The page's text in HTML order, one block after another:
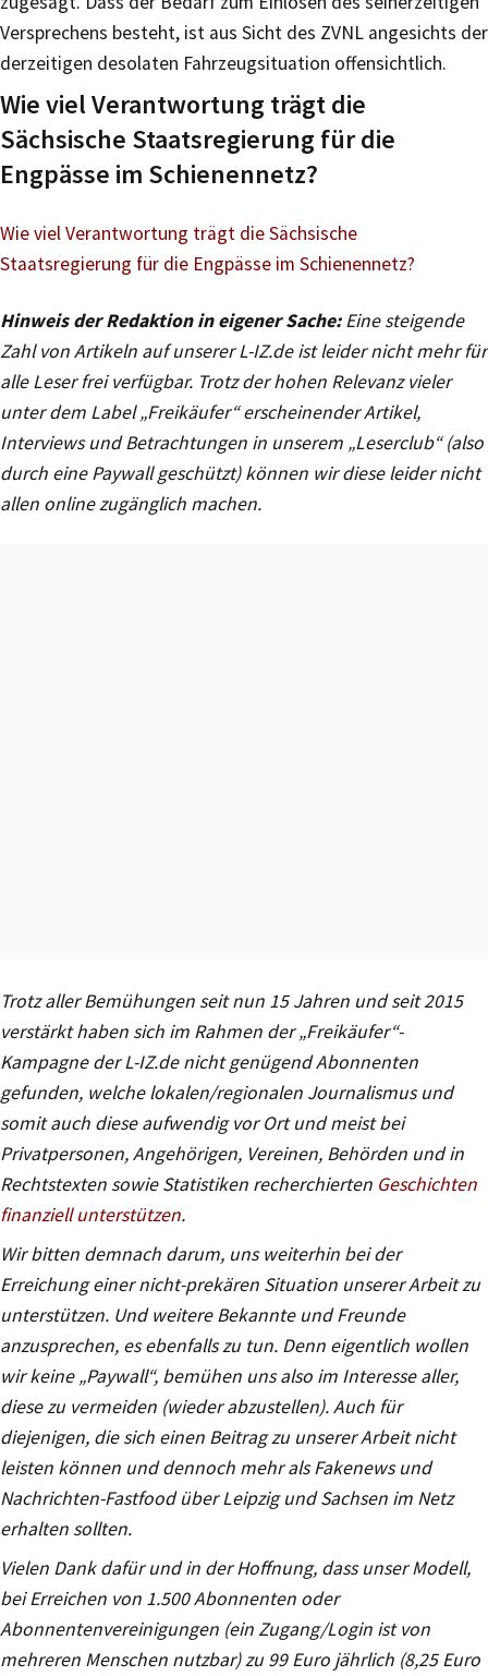
Versprechens besteht, ist aus Sicht des ZVNL angesichts der
derzeitigen desolaten Fahrzeugsituation offensichtlich.
Wie viel Verantwortung trägt die
Sächsische Staatsregierung für die
Engpässe im Schienennetz?
Wie viel Verantwortung trägt die Sächsische
Staatsregierung für die Engpässe im Schienennetz?
Hinweis der Redaktion in eigener Sache: Eine steigende
Zahl von Artikeln auf unserer L-IZ.de ist leider nicht mehr für
alle Leser frei verfügbar. Trotz der hohen Relevanz vieler
unter dem Label „Freikäufer“ erscheinender Artikel,
Interviews und Betrachtungen in unserem „Leserclub“ (also
durch eine Paywall geschützt) können wir diese leider nicht
allen online zugänglich machen.
Trotz aller Bemühungen seit nun 15 Jahren und seit 2015
verstärkt haben sich im Rahmen der „Freikäufer“-
Kampagne der L-IZ.de nicht genügend Abonnenten
gefunden, welche lokalen/regionalen Journalismus und
somit auch diese aufwendig vor Ort und meist bei
Privatpersonen, Angehörigen, Vereinen, Behörden und in
Rechtstexten sowie Statistiken recherchierten Geschichten
finanziell unterstützen.
Wir bitten demnach darum, uns weiterhin bei der
Erreichung einer nicht-prekären Situation unserer Arbeit zu
unterstützen. Und weitere Bekannte und Freunde
anzusprechen, es ebenfalls zu tun. Denn eigentlich wollen
wir keine „Paywall“, bemühen uns also im Interesse aller,
diese zu vermeiden (wieder abzustellen). Auch für
diejenigen, die sich einen Beitrag zu unserer Arbeit nicht
leisten können und dennoch mehr als Fakenews und
Nachrichten-Fastfood über Leipzig und Sachsen im Netz
erhalten sollten.
Vielen Dank dafür und in der Hoffnung, dass unser Modell,
bei Erreichen von 1.500 Abonnenten oder
Abonnentenvereinigungen (ein Zugang/Login ist von
mehreren Menschen nutzbar) zu 99 Euro jährlich (8,25 Euro